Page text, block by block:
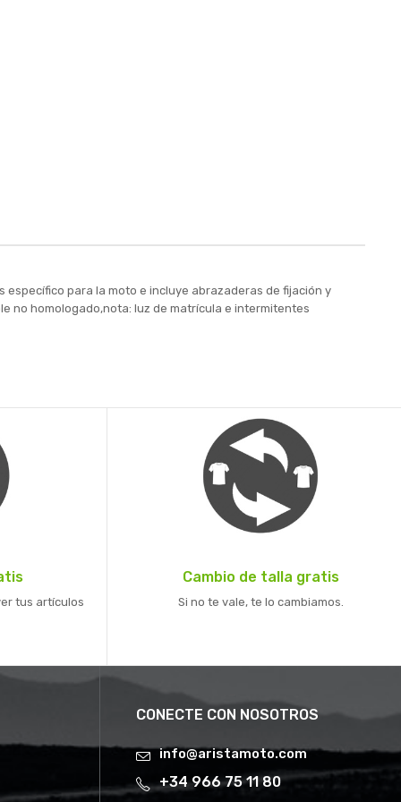
para la moto e incluye abrazaderas de fijación y
no homologado,nota: luz de matrícula e intermitentes
tus artículos
Cambio de talla gratis
Si no te vale, te lo cambiamos.
CONECTE CON NOSOTROS
info@aristamoto.com
+34 966 75 11 80